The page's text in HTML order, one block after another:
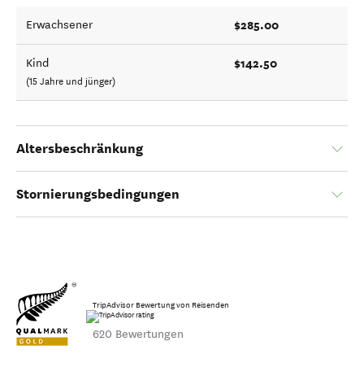
Erwachsener $285.00
Kind
(15 Jahre und jünger)
$142.50
Altersbeschränkung
Stornierungsbedingungen
TripAdvisor Bewertung von Reisenden
620 Bewertungen